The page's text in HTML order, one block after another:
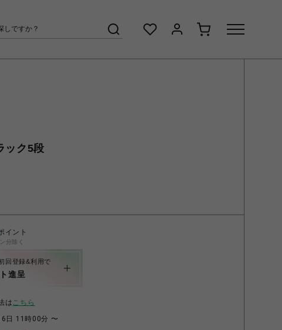
ック5段
イント
分除く
回登録&利用で
進呈
はこちら
日 11時00分 〜